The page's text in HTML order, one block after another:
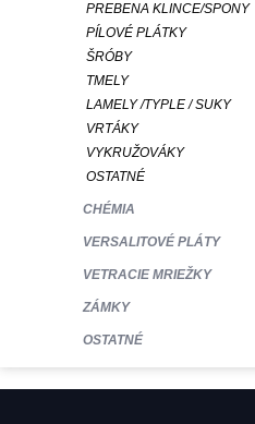
PREBENA KLINCE/SPONY
PÍLOVÉ PLÁTKY
ŠRÓBY
TMELY
LAMELY /TYPLE / SUKY
VRTÁKY
VYKRUŽOVÁKY
OSTATNÉ
CHÉMIA
VERSALITOVÉ PLÁTY
VETRACIE MRIEŽKY
ZÁMKY
OSTATNÉ